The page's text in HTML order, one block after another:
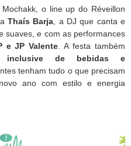
o line up do Réveillon
Thaís Barja , a DJ que canta e
suaves, e com as performances
e JP Valente . A festa também
inclusive de bebidas e
tenham tudo o que precisam
ano com estilo e energia